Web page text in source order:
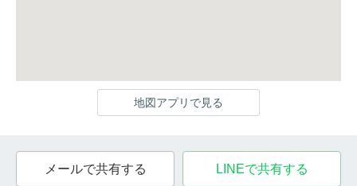
地図アプリで見る
メールで共有する LINEで共有する